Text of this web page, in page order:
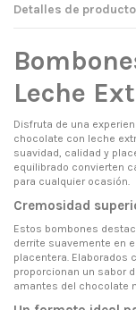
Detalles de producto
Leche
Disfruta de una
chocolate con leche
suavidad, calidad y
equilibrado convierten
para cualquier ocasión.
Cremosidad
Estos bombones
derrite suavemente en
placentera. Elaborados
proporcionan un sabor
amantes del chocolate